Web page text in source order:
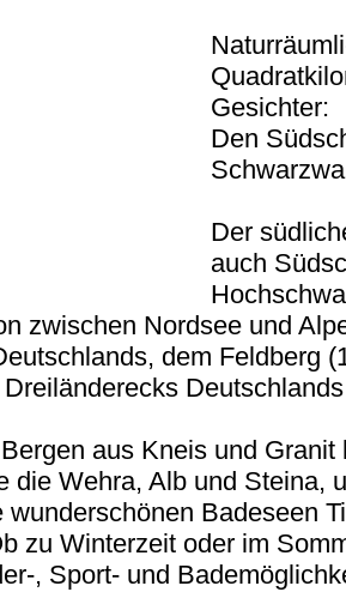
Gesichter:
Den
Der
auch
zwischen Nordsee und
dem Feldberg
aus Kneis und
die Wehra, Alb und Steina,
wunderschönen Badeseen
zu Winterzeit oder im
, Sport- und